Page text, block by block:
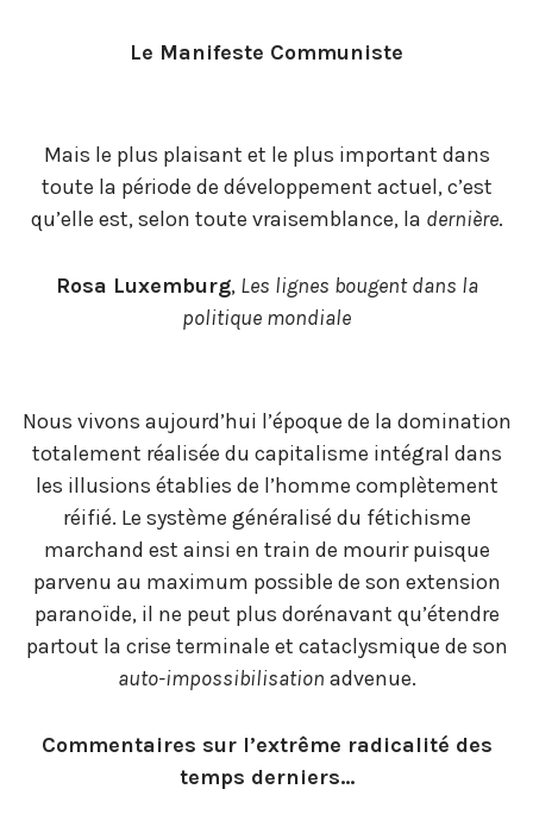
Le Manifeste Communiste
Mais le plus plaisant et le plus important dans
toute la période de développement actuel, c’est
qu’elle est, selon toute vraisemblance, la dernière.
Rosa Luxemburg, Les lignes bougent dans la
politique mondiale
Nous vivons aujourd’hui l’époque de la domination
totalement réalisée du capitalisme intégral dans
les illusions établies de l’homme complètement
réifié. Le système généralisé du fétichisme
marchand est ainsi en train de mourir puisque
parvenu au maximum possible de son extension
paranoïde, il ne peut plus dorénavant qu’étendre
partout la crise terminale et cataclysmique de son
auto-impossibilisation advenue.
Commentaires sur l’extrême radicalité des
temps derniers…